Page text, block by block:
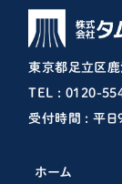
東京都足立区
TEL : 0120-
受付時間 : 平日
ホーム